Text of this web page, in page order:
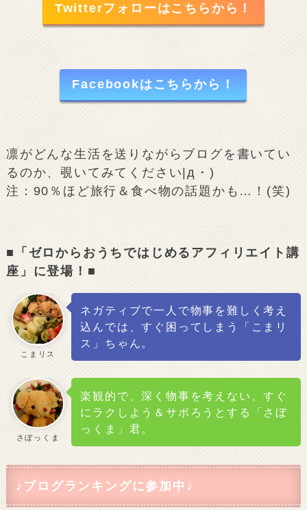
Twitterフォローはこちらから！
Facebookはこちらから！
凛がどんな生活を送りながらブログを書いてい
るのか、覗いてみてください|д・)
注：90％ほど旅行＆食べ物の話題かも…！(笑)
■「ゼロからおうちではじめるアフィリエイト講
座」に登場！■
こまリス
ネガティブで一人で物事を難しく考え
込んでは、すぐ困ってしまう「こまリ
ス」ちゃん。
さぼっくま
楽観的で、深く物事を考えない。すぐ
にラクしよう＆サボろうとする「さぼ
っくま」君。
♪ブログランキングに参加中♪